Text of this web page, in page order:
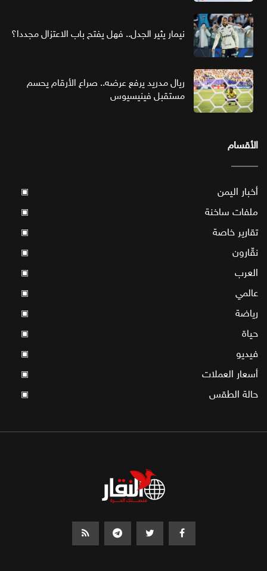
نيمار يثير الجدل.. فهل يفتح باب الاعتزال مجددا؟
ريال مدريد يرفع عرضه.. صراع الأرقام يحسم
مستقبل فينيسيوس
الأقسام
أخبار اليمن ▣
ملفات ساخنة ▣
تقارير خاصة ▣
نقّارون ▣
العرب ▣
عالمي ▣
رياضة ▣
حياة ▣
فيديو ▣
أسعار العملات ▣
حالة الطقس ▣